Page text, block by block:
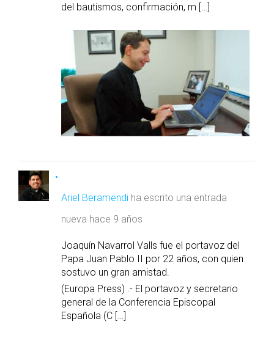
del bautismos, confirmación, m […]
Ariel Beramendi ha escrito una entrada
nueva hace 9 años
Joaquín Navarrol Valls fue el portavoz del
Papa Juan Pablo II por 22 años, con quien
sostuvo un gran amistad.
(Europa Press) .- El portavoz y secretario
general de la Conferencia Episcopal
Española (C […]